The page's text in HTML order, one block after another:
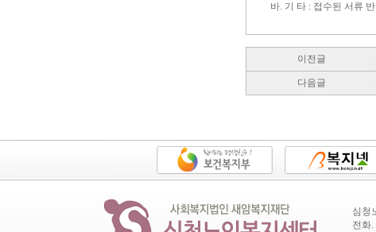
바. 기 타 : 접수된 서류
이전글
다음글
심청
전화